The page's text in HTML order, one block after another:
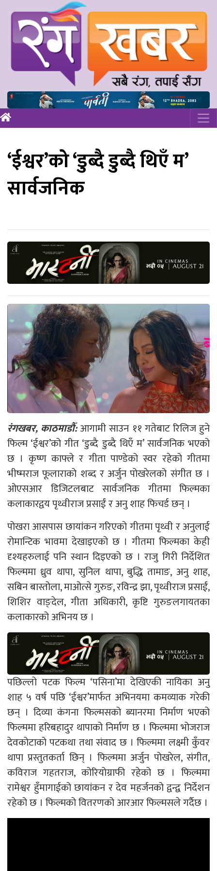
‘ईश्वर’को ‘डुब्दै डुब्दै थिएँ म’
सार्वजनिक
रंगखबर, काठमाडौँ:आगामी साउन ११ गतेबाट रिलिज हुने
फिल्म ‘ईश्वर’को गीत ‘डुब्दै डुब्दै थिएँ म’ सार्वजनिक भएको
छ । कृष्ण काफ्ले र गीता पाण्डेको स्वर रहेको गीतमा
भीष्मराज फूलाराको शब्द र अर्जुन पोखरेलको संगीत छ ।
ओएसआर डिजिटलबाट सार्वजनिक गीतमा फिल्मका
कलाकारद्वय पृथ्वीराज प्रसाईं र अनु शाह फिचर्ड छन् ।
पोखरा आसपास छायांकन गरिएको गीतमा पृथ्वी र अनुलाई
रोमान्टिक भावमा देखाइएको छ । गीतमा फिल्मका केही
दृश्यहरुलाई पनि स्थान दिइएको छ । राजु गिरी निर्देशित
फिल्ममा ध्रुव थापा, सुनिल थापा, बुद्धि तामाङ, अनु शाह,
सबिन बास्तोला, माओत्से गुरुङ, रविन्द्र झा, पृथ्वीराज प्रसाईं,
शिशिर वाङ्देल, गीता अधिकारी, कृष्टि गुरुङलगायतका
कलाकारको अभिनय छ ।
पछिल्लो पटक फिल्म ‘पसिना’मा देखिएकी नायिका अनु
शाह ५ वर्ष पछि ‘ईश्वर’मार्फत अभिनयमा कमव्याक गरेकी
छन् । दिव्या कंगना फिल्मसको ब्यानरमा निर्माण भएको
फिल्ममा हरिबहादुर थापाको निर्माण छ । फिल्ममा भोजराज
देवकोटाको पटकथा तथा संवाद छ । फिल्ममा लक्ष्मी कुँवर
थापा प्रस्तुतकर्ता छिन् । फिल्ममा अर्जुन पोखरेल, संगीत,
कविराज गहतराज, कोरियोग्राफी रहेको छ । फिल्ममा
रामेश्वर हुँमागाईको छायांकन र देव महर्जनको द्वन्द्व निर्देशन
रहेको छ । फिल्मको वितरणको आरआर फिल्मसले गर्दैछ ।